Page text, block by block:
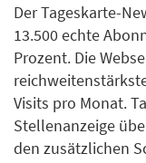
Der Tageskarte-
13.500 echte
Prozent. Die
Visits pro Monat.
Stellenanzeige
den zusätzlichen